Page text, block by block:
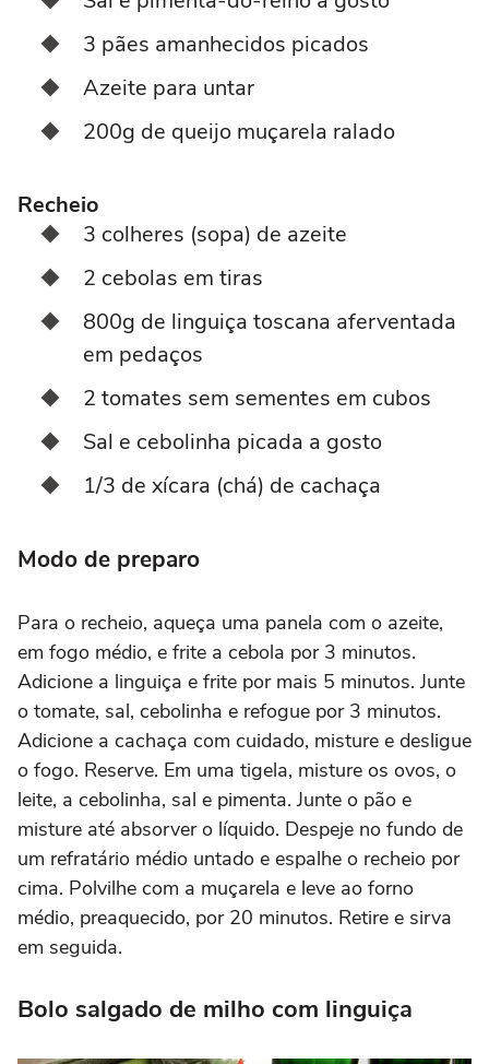
3 pães amanhecidos picados
Azeite para untar
200g de queijo muçarela ralado
Recheio
3 colheres (sopa) de azeite
2 cebolas em tiras
800g de linguiça toscana aferventada
em pedaços
2 tomates sem sementes em cubos
Sal e cebolinha picada a gosto
1/3 de xícara (chá) de cachaça
Modo de preparo
Para o recheio, aqueça uma panela com o azeite,
em fogo médio, e frite a cebola por 3 minutos.
Adicione a linguiça e frite por mais 5 minutos. Junte
o tomate, sal, cebolinha e refogue por 3 minutos.
Adicione a cachaça com cuidado, misture e desligue
o fogo. Reserve. Em uma tigela, misture os ovos, o
leite, a cebolinha, sal e pimenta. Junte o pão e
misture até absorver o líquido. Despeje no fundo de
um refratário médio untado e espalhe o recheio por
cima. Polvilhe com a muçarela e leve ao forno
médio, preaquecido, por 20 minutos. Retire e sirva
em seguida.
Bolo salgado de milho com linguiça